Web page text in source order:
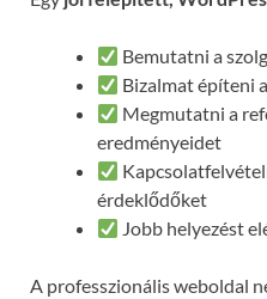
Bemutatni a
Bizalmat építeni
Megmutatni a
eredményeidet
érdeklődőket
Jobb helyezést
A professzionális weboldal